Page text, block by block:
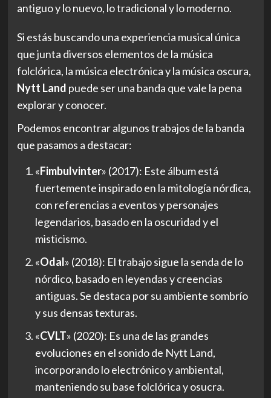
antiguo y lo nuevo, lo tradicional y lo moderno.
Si estás buscando una experiencia musical única
que junta diversos elementos de la música
folclórica, la música electrónica y la música oscura,
Nytt Land puede ser una banda que vale la pena
explorar y conocer.
Podemos encontrar algunos trabajos de la banda
que pasamos a destacar:
«Fimbulvinter» (2017): Este álbum está
fuertemente inspirado en la mitología nórdica,
con referencias a eventos y personajes
legendarios, basado en la oscuridad y el
misticismo.
«Odal» (2018): El trabajo sigue la senda de lo
nórdico, basado en leyendas y creencias
antiguas. Se destaca por su ambiente sombrío
y sus densas texturas.
«CVLT» (2020): Es una de las grandes
evoluciones en el sonido de Nytt Land,
incorporando lo electrónico y ambiental,
manteniendo su base folclórica y osucra.